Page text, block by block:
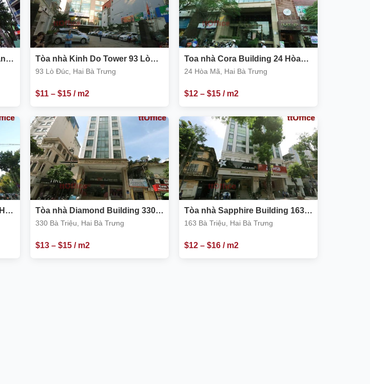
Tòa nhà Kinh Do Tower 93 Lò
Đúc
93 Lò Đúc, Hai Bà Trưng
$11– $15/ m2
Toa nhà Cora Building 24 Hòa
Mã, Hai Bà Trưng
24 Hòa Mã, Hai Bà Trưng
$12– $15/ m2
Tòa nhà Diamond Building 330
Bà Triệu
330 Bà Triệu, Hai Bà Trưng
$13– $15/ m2
Tòa nhà Sapphire Building 163
Bà Triệu, Hai Bà Trưng
163 Bà Triệu, Hai Bà Trưng
$12– $16/ m2